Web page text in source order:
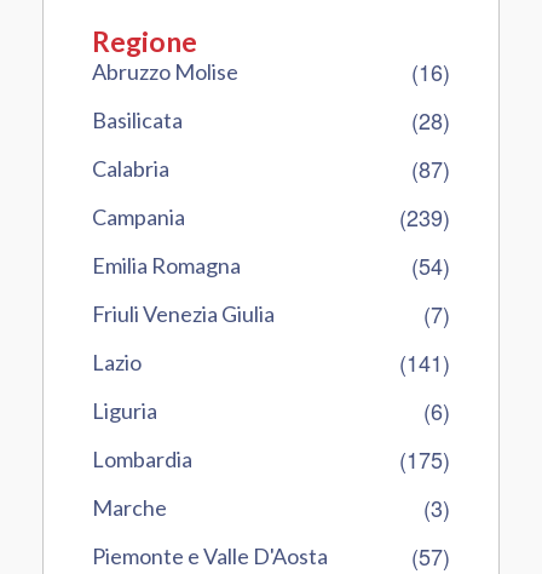
Regione
Abruzzo Molise (16)
Basilicata (28)
Calabria (87)
Campania (239)
Emilia Romagna (54)
Friuli Venezia Giulia (7)
Lazio (141)
Liguria (6)
Lombardia (175)
Marche (3)
Piemonte e Valle D'Aosta (57)